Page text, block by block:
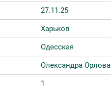
27.11.25
Харьков
Одесская
Олександра
1